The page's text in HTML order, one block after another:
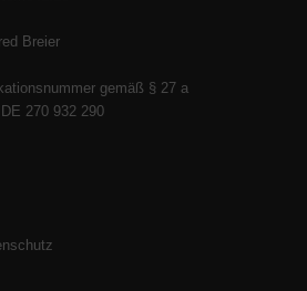
Breier
gemäß § 27 a
270 932 290